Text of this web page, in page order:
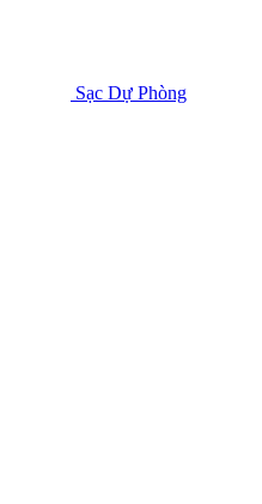
Sạc Dự Phòng